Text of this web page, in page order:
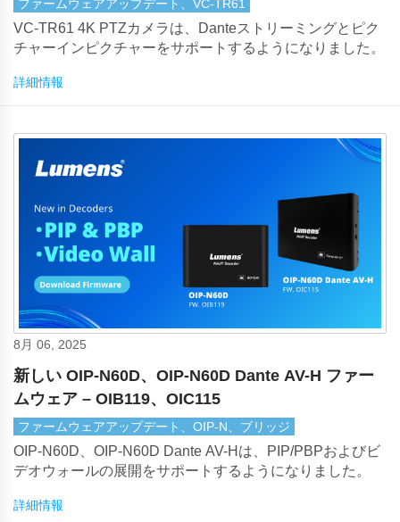
ファームウェアアップデート、VC-TR61
VC-TR61 4K PTZカメラは、Danteストリーミングとピク
チャーインピクチャーをサポートするようになりました。
詳細情報
8月 06, 2025
新しい OIP-N60D、OIP-N60D Dante AV-H ファー
ムウェア – OIB119、OIC115
ファームウェアアップデート、OIP-N、ブリッジ
OIP-N60D、OIP-N60D Dante AV-Hは、PIP/PBPおよびビ
デオウォールの展開をサポートするようになりました。
詳細情報